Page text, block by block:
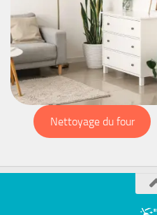
Nettoyage du four